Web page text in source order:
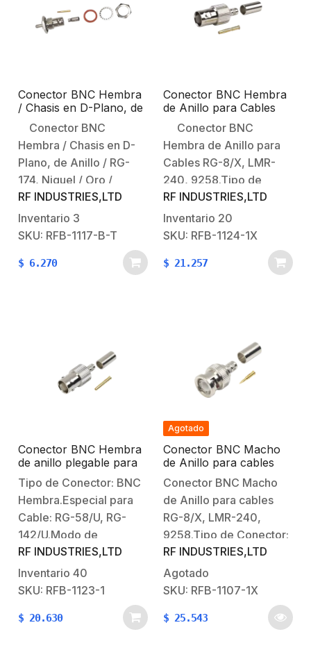
Conector BNC Hembra
/ Chasis en D-Plano, de
Anillo / RG-174, Niquel /
Oro / Teflón.
Conector BNC
Hembra / Chasis en D-
Plano, de Anillo / RG-
174, Niquel / Oro /
Teflón.Tipo de
Conector: BNC Hembra
Hermético.Modo de
plegable para RG-
Posterior de Chasis en D
RF INDUSTRIES,LTD
Inventario 3
SKU: RFB-1117-B-T
$ 6.270
Conector BNC Hembra
de Anillo para Cables
RG-8/X, LMR-240,
9258, Níquel/ Oro/
Delrin.
Conector BNC
Hembra de Anillo para
Cables RG-8/X, LMR-
240, 9258.Tipo de
Conector: BNC
Hembra.Especial para
Cable: RG-8/X, LMR-
Ensamble: Anillo
Dieléctrico: Delrin.
RF INDUSTRIES,LTD
Inventario 20
SKU: RFB-1124-1X
$ 21.257
Conector BNC Hembra
de anillo plegable para
cable RG-58/U, RG-
142/U.
Tipo de Conector: BNC
Hembra.Especial para
Cable: RG-58/U, RG-
142/U.Modo de
Ensamble: Anillo
plegable.Cuerpo de
Bronce:
Central: Oro.Aislante
RF INDUSTRIES,LTD
Inventario 40
SKU: RFB-1123-1
$ 20.630
Agotado
Conector BNC Macho
de Anillo para cables
RG-8/X, LMR-240,
9258.
Conector BNC Macho
de Anillo para cables
RG-8/X, LMR-240,
9258.Tipo de Conector:
BNC Macho.Especial
para Cable: RG-8/X,
BELDEN 9258, LMR-
240.Modo de Ensamble:
Anillo plegable.Cuerpo
RF INDUSTRIES,LTD
Agotado
SKU: RFB-1107-1X
$ 25.543